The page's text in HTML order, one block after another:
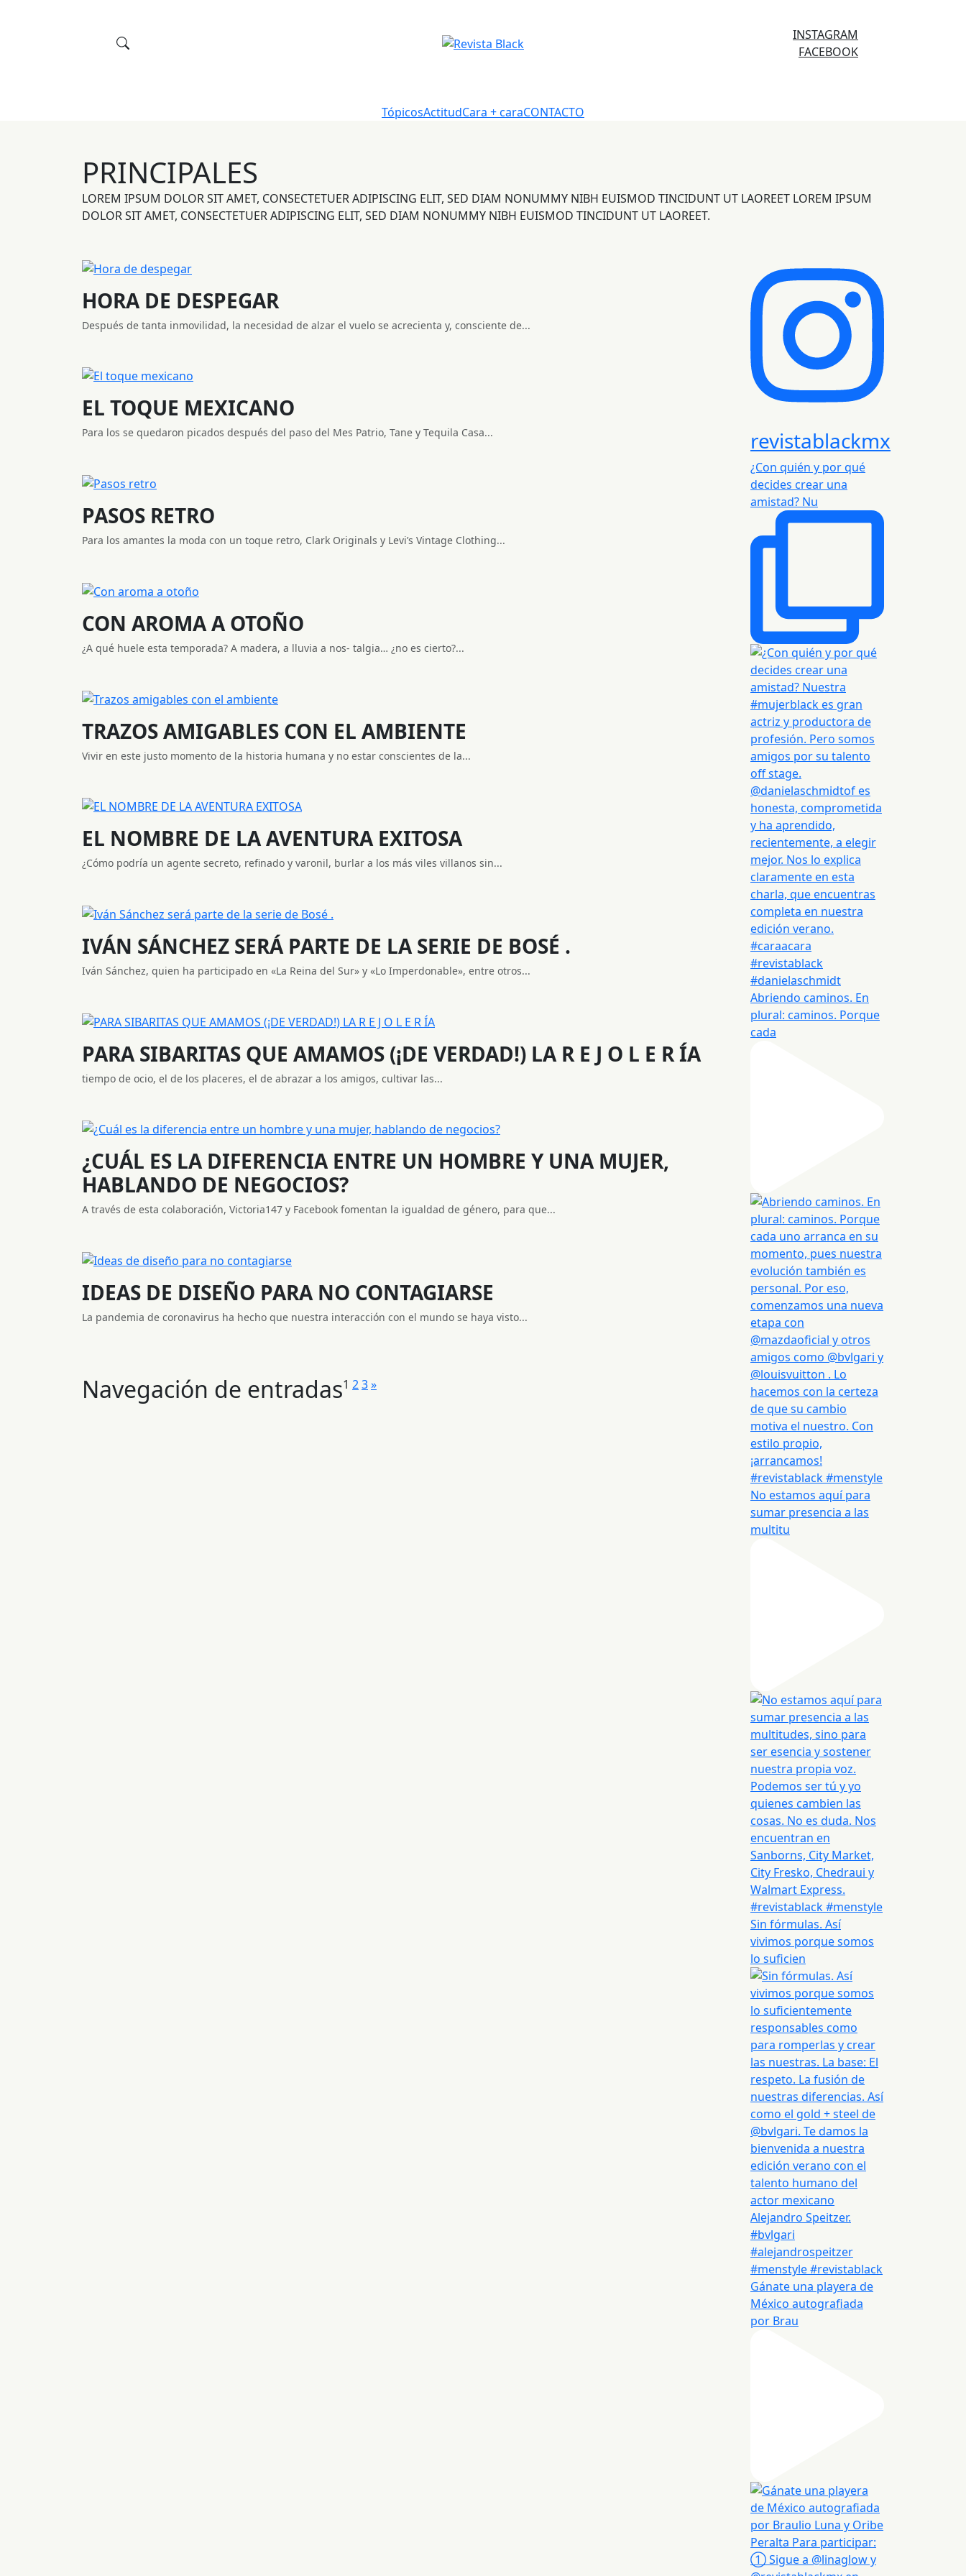
INSTAGRAM
FACEBOOK
TópicosActitudCara + caraCONTACTO
PRINCIPALES
LOREM IPSUM DOLOR SIT AMET, CONSECTETUER ADIPISCING ELIT, SED DIAM NONUMMY NIBH EUISMOD TINCIDUNT UT LAOREET LOREM IPSUM
DOLOR SIT AMET, CONSECTETUER ADIPISCING ELIT, SED DIAM NONUMMY NIBH EUISMOD TINCIDUNT UT LAOREET.
HORA DE DESPEGAR
Después de tanta inmovilidad, la necesidad de alzar el vuelo se acrecienta y, consciente de...
EL TOQUE MEXICANO
Para los se quedaron picados después del paso del Mes Patrio, Tane y Tequila Casa...
PASOS RETRO
Para los amantes la moda con un toque retro, Clark Originals y Levi’s Vintage Clothing...
CON AROMA A OTOÑO
¿A qué huele esta temporada? A madera, a lluvia a nos- talgia… ¿no es cierto?...
TRAZOS AMIGABLES CON EL AMBIENTE
Vivir en este justo momento de la historia humana y no estar conscientes de la...
EL NOMBRE DE LA AVENTURA EXITOSA
¿Cómo podría un agente secreto, refinado y varonil, burlar a los más viles villanos sin...
IVÁN SÁNCHEZ SERÁ PARTE DE LA SERIE DE BOSÉ .
Iván Sánchez, quien ha participado en «La Reina del Sur» y «Lo Imperdonable», entre otros...
PARA SIBARITAS QUE AMAMOS (¡DE VERDAD!) LA R E J O L E R ÍA
tiempo de ocio, el de los placeres, el de abrazar a los amigos, cultivar las...
¿CUÁL ES LA DIFERENCIA ENTRE UN HOMBRE Y UNA MUJER,
HABLANDO DE NEGOCIOS?
A través de esta colaboración, Victoria147 y Facebook fomentan la igualdad de género, para que...
IDEAS DE DISEÑO PARA NO CONTAGIARSE
La pandemia de coronavirus ha hecho que nuestra interacción con el mundo se haya visto...
Navegación de entradas1 23»
revistablackmx
¿Con quién y por qué
decides crear una
amistad? Nu
Abriendo caminos. En
plural: caminos. Porque
cada
No estamos aquí para
sumar presencia a las
multitu
Sin fórmulas. Así
vivimos porque somos
lo suficien
Gánate una playera de
México autografiada
por Brau